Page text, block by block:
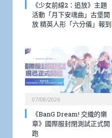
《少女前線2：追放》主題
活動「月下安魂曲」古堡開
放 精英人形「六分儀」報到
07/08/2026
《BanG Dream! 交織的樂
章》國際服封閉測試正式開
跑